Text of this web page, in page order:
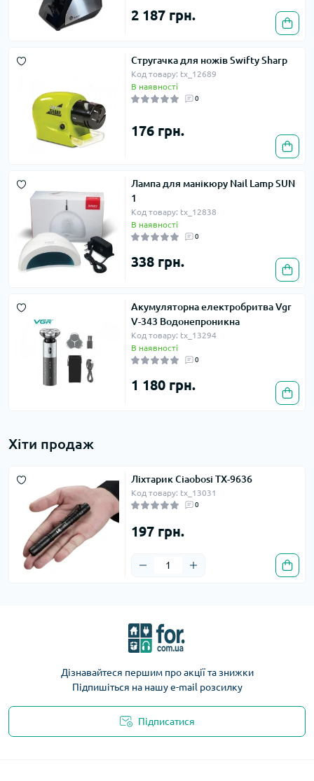
2 187 грн.
Стругачка для ножів Swifty Sharp
Код товару: tx_12689
В наявності
0
176 грн.
Лампа для манікюру Nail Lamp SUN
1
Код товару: tx_12838
В наявності
0
338 грн.
Акумуляторна електробритва Vgr
V-343 Водонепроникна
Код товару: tx_13294
В наявності
0
1 180 грн.
Хіти продаж
Ліхтарик Ciaobosi TX-9636
Код товару: tx_13031
0
197 грн.
Дізнавайтеся першим про акції та знижки
Підпишіться на нашу e-mail розсилку
Підписатися